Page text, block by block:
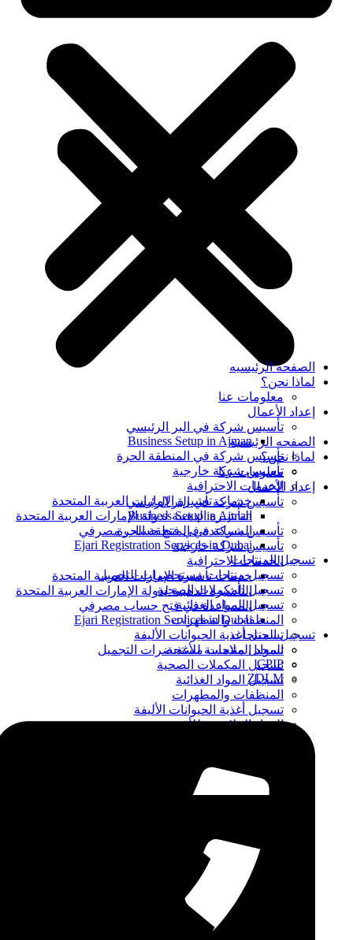
الصفحه الرئيسيه
لماذا نحن؟
معلومات عنا
إعداد الأعمال
تأسيس شركة في البر الرئيسي
Business Setup in Ajman
تأسيس شركة في المنطقة الحرة
تأسيس شركة خارجية
الخدمات الاحترافية
خدمات تأشيرة الإمارات العربية المتحدة
التأشيرة الذهبية لدولة الإمارات العربية المتحدة
المساعدة في فتح حساب مصرفي
Ejari Registration Services in Dubai
تسجيل المنتجات
تسجيل منتجات مستحضرات التجميل
تسجيل المكملات الصحية
تسجيل المواد الغذائية
المنظفات والمطهرات
تسجيل أغذية الحيوانات الأليفة
المواد الملامسة للأغذية
الصفحه الرئيسيه
لماذا نحن؟
معلومات عنا
إعداد الأعمال
تأسيس شركة في البر الرئيسي
Business Setup in Ajman
تأسيس شركة في المنطقة الحرة
تأسيس شركة خارجية
الخدمات الاحترافية
خدمات تأشيرة الإمارات العربية المتحدة
التأشيرة الذهبية لدولة الإمارات العربية المتحدة
المساعدة في فتح حساب مصرفي
Ejari Registration Services in Dubai
تسجيل المنتجات
تسجيل منتجات مستحضرات التجميل
تسجيل المكملات الصحية
تسجيل المواد الغذائية
المنظفات والمطهرات
تسجيل أغذية الحيوانات الأليفة
المواد الملامسة للأغذية
CPIP
ZDLM